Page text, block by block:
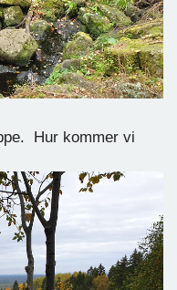
Hur kommer vi